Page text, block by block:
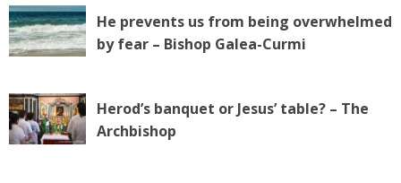
He prevents us from being overwhelmed
by fear – Bishop Galea-Curmi
Herod’s banquet or Jesus’ table? – The
Archbishop